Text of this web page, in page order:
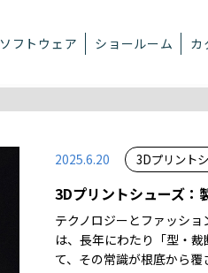
ソフトウェア ショールーム カ
2025.6.20 3Dプリント
3Dプリントシューズ：
テクノロジーとファッシ
は、長年にわたり「型・
て、その常識が根底から覆